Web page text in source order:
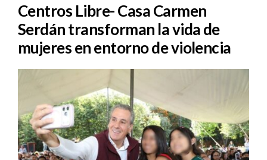
Centros Libre- Casa Carmen
Serdán transforman la vida de
mujeres en entorno de violencia